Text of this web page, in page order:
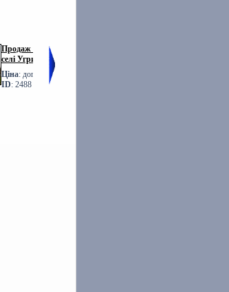
Продаж БУДИНКУ у
селі Угринів
Ціна: договірна
ID: 2488